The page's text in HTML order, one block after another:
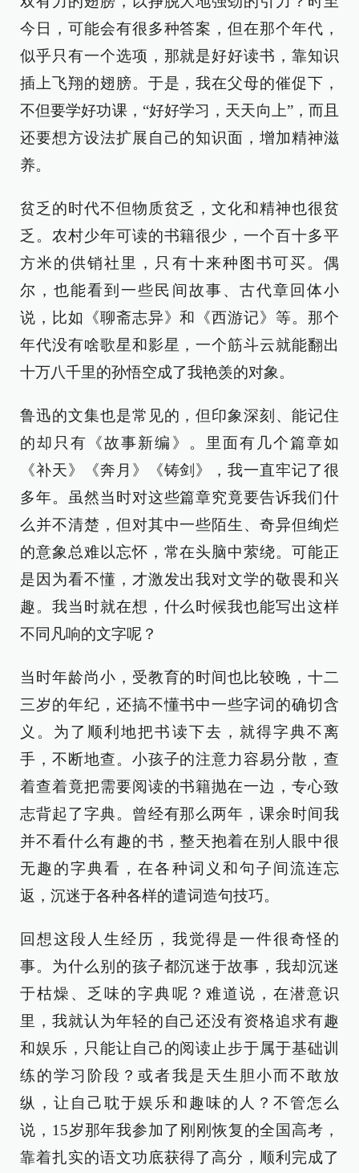
今日，可能会有很多种答案，但在那个年代，
似乎只有一个选项，那就是好好读书，靠知识
插上飞翔的翅膀。于是，我在父母的催促下，
不但要学好功课，“好好学习，天天向上”，而且
还要想方设法扩展自己的知识面，增加精神滋
养。
贫乏的时代不但物质贫乏，文化和精神也很贫
乏。农村少年可读的书籍很少，一个百十多平
方米的供销社里，只有十来种图书可买。偶
尔，也能看到一些民间故事、古代章回体小
说，比如《聊斋志异》和《西游记》等。那个
年代没有啥歌星和影星，一个筋斗云就能翻出
十万八千里的孙悟空成了我艳羡的对象。
鲁迅的文集也是常见的，但印象深刻、能记住
的却只有《故事新编》。里面有几个篇章如
《补天》《奔月》《铸剑》，我一直牢记了很
多年。虽然当时对这些篇章究竟要告诉我们什
么并不清楚，但对其中一些陌生、奇异但绚烂
的意象总难以忘怀，常在头脑中萦绕。可能正
是因为看不懂，才激发出我对文学的敬畏和兴
趣。我当时就在想，什么时候我也能写出这样
不同凡响的文字呢？
当时年龄尚小，受教育的时间也比较晚，十二
三岁的年纪，还搞不懂书中一些字词的确切含
义。为了顺利地把书读下去，就得字典不离
手，不断地查。小孩子的注意力容易分散，查
着查着竟把需要阅读的书籍抛在一边，专心致
志背起了字典。曾经有那么两年，课余时间我
并不看什么有趣的书，整天抱着在别人眼中很
无趣的字典看，在各种词义和句子间流连忘
返，沉迷于各种各样的遣词造句技巧。
回想这段人生经历，我觉得是一件很奇怪的
事。为什么别的孩子都沉迷于故事，我却沉迷
于枯燥、乏味的字典呢？难道说，在潜意识
里，我就认为年轻的自己还没有资格追求有趣
和娱乐，只能让自己的阅读止步于属于基础训
练的学习阶段？或者我是天生胆小而不敢放
纵，让自己耽于娱乐和趣味的人？不管怎么
说，15岁那年我参加了刚刚恢复的全国高考，
靠着扎实的语文功底获得了高分，顺利完成了